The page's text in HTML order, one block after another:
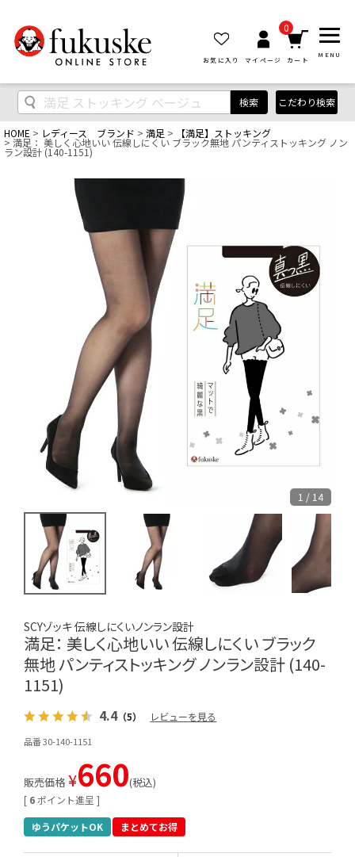
お気に入り マイページ
0
カート
MENU
検索 こだわり検索
HOME レディース ブランド 満足 【満足】ストッキング
満足： 美しく心地いい 伝線しにくい ブラック無地 パンティストッキング ノン
ラン設計 (140-1151)
1 / 14
SCYゾッキ 伝線しにくいノンラン設計
満足： 美しく心地いい 伝線しにくい ブラック
無地 パンティストッキング ノンラン設計 (140-
1151)
4.4（5） レビューを見る
品番 30-140-1151
[ 6 ポイント進呈 ]
販売価格 ¥660 税込
ゆうパケットOK まとめてお得